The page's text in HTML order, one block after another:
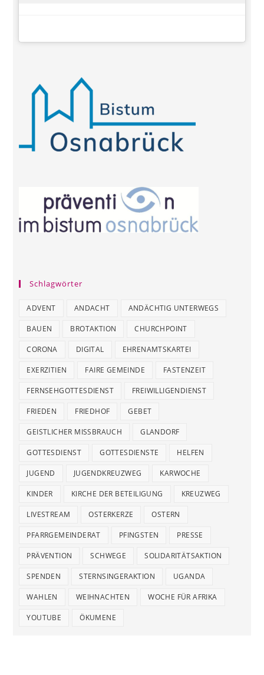
Schlagwörter
ADVENT ANDACHT ANDÄCHTIG UNTERWEGS
BAUEN BROTAKTION CHURCHPOINT
CORONA DIGITAL EHRENAMTSKARTEI
EXERZITIEN FAIRE GEMEINDE FASTENZEIT
FERNSEHGOTTESDIENST FREIWILLIGENDIENST
FRIEDEN FRIEDHOF GEBET
GEISTLICHER MISSBRAUCH GLANDORF
GOTTESDIENST GOTTESDIENSTE HELFEN
JUGEND JUGENDKREUZWEG KARWOCHE
KINDER KIRCHE DER BETEILIGUNG KREUZWEG
LIVESTREAM OSTERKERZE OSTERN
PFARRGEMEINDERAT PFINGSTEN PRESSE
PRÄVENTION SCHWEGE SOLIDARITÄTSAKTION
SPENDEN STERNSINGERAKTION UGANDA
WAHLEN WEIHNACHTEN WOCHE FÜR AFRIKA
YOUTUBE ÖKUMENE